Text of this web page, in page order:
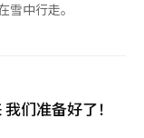
中小学达49所，其
外辅导费用达
。2024年课外辅
国教育竞争激烈。据
至2023年的43.4万韩
中行走。
们准备好了！